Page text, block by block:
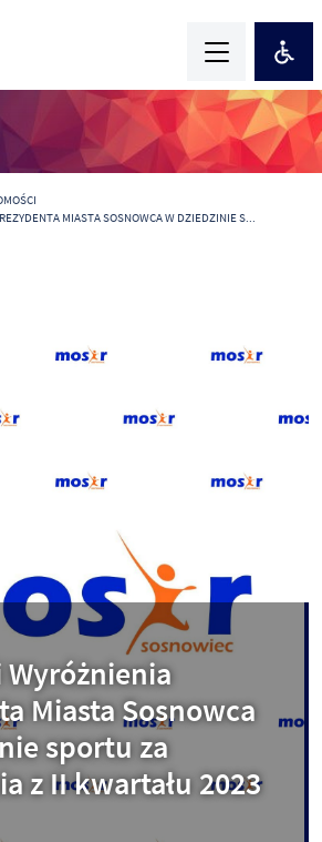
MIASTA SOSNOWCA W DZIEDZINIE S...
Miasta Sosnowca
sportu za
z II kwartału 2023